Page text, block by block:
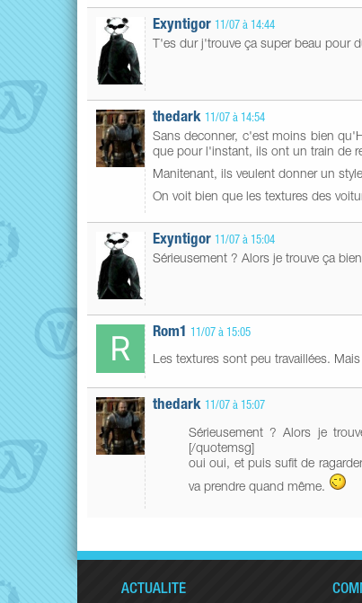
Exyntigor 11/07 à 14:44
T'es dur j'trouve ça super beau pour
thedark 11/07 à 14:54
Sans deconner, c'est moins bien
que pour l'instant, ils ont un train de
Manitenant, ils veulent donner un
On voit bien que les textures des
Exyntigor 11/07 à 15:04
Sérieusement ? Alors je trouve ça
Rom1 11/07 à 15:05
Les textures sont peu travaillées.
thedark 11/07 à 15:07
Sérieusement ? Alors je
[/quotemsg]
oui oui, et puis sufit de
va prendre quand même.
ACTUALITÉ